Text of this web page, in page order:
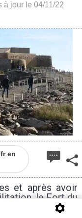
à jour le 04/11/22
en
et après avoir
le Fort du
le nom de Tour